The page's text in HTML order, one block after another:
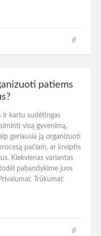
patiems
ir kartu sudėtingas
visą gyvenimą,
geriausia ją organizuoti
pačiam, ar kreiptis
Kiekvienas variantas
pabandykime juos
Trūkumai: